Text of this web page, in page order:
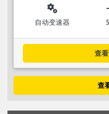
miscellaneous_services
自动变速器
查
查